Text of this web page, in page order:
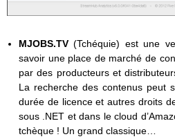
MJOBS.TV(Tchéquie) est une
savoir une place de marché de
par des producteurs et
La recherche des contenus peut
durée de licence et autres droits
sous .NET et dans le cloud
tchèque ! Un grand classique…